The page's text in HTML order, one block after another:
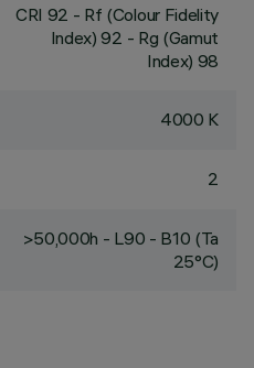
CRI 92 - Rf (Colour Fidelity
Index) 92 - Rg (Gamut
Index) 98
4000 K
2
>50,000h - L90 - B10 (Ta
25°C)